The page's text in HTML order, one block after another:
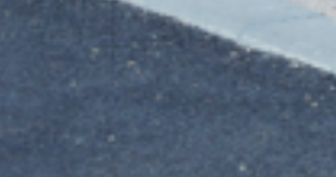
der Festigkeit von
Stahl. Wenn Sie daher,
Stahl oder Cortenstahl,
das Gewicht in
Umgebung